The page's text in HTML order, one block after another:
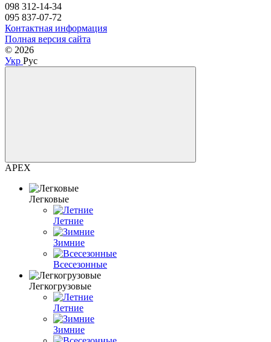
098 312-14-34
095 837-07-72
Контактная информация
Полная версия сайта
© 2026
Укр Рус
APEX
Легковые
Летние
Зимние
Всесезонные
Легкогрузовые
Летние
Зимние